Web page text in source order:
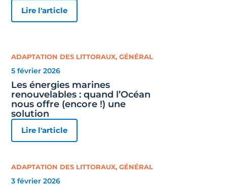
Lire l'article
ADAPTATION DES LITTORAUX,GÉNÉRAL
5 février 2026
Les énergies marines
renouvelables : quand l’Océan
nous offre (encore !) une
solution
Lire l'article
ADAPTATION DES LITTORAUX,GÉNÉRAL
3 février 2026